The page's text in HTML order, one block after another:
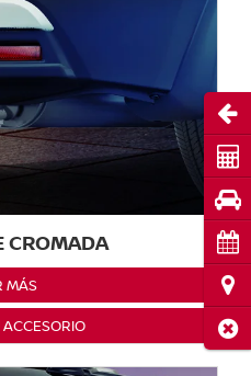
CROMADA
MÁS